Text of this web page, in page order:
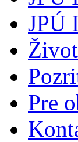
JPÚ
Pre